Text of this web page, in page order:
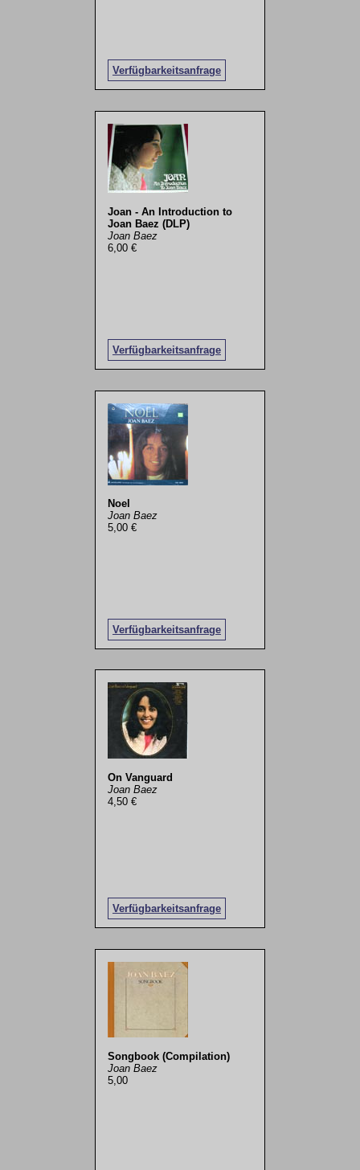
Verfügbarkeitsanfrage
Joan - An Introduction to
Joan Baez (DLP)
Joan Baez
6,00 €
Verfügbarkeitsanfrage
Noel
Joan Baez
5,00 €
Verfügbarkeitsanfrage
On Vanguard
Joan Baez
4,50 €
Verfügbarkeitsanfrage
Songbook (Compilation)
Joan Baez
5,00